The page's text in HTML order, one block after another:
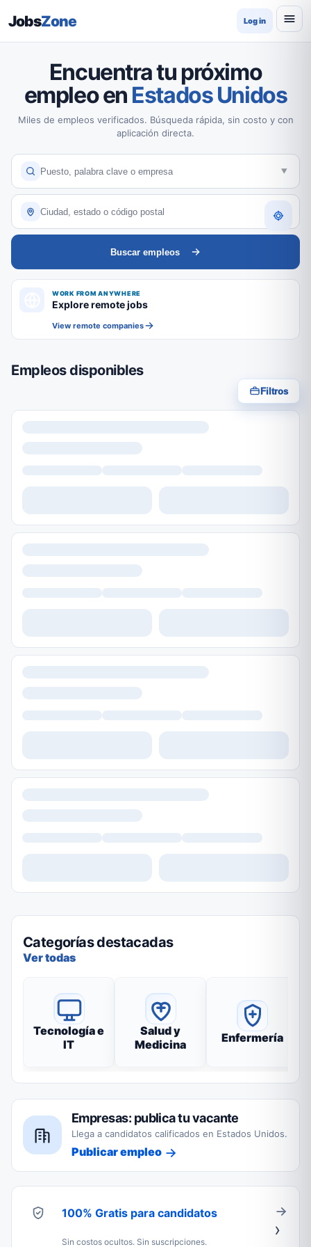
JobsZone Log in
Encuentra tu próximo
empleo en Estados Unidos
Miles de empleos verificados. Búsqueda rápida, sin costo y con
aplicación directa.
Buscar empleos
WORK FROM ANYWHERE
Explore remote jobs
View remote companies
Empleos disponibles
Filtros
Categorías destacadas
Ver todas
Tecnología e
IT
Salud y
Medicina
Enfermería
Empresas: publica tu vacante
Llega a candidatos calificados en Estados Unidos.
Publicar empleo
100% Gratis para candidatos
Sin costos ocultos. Sin suscripciones.